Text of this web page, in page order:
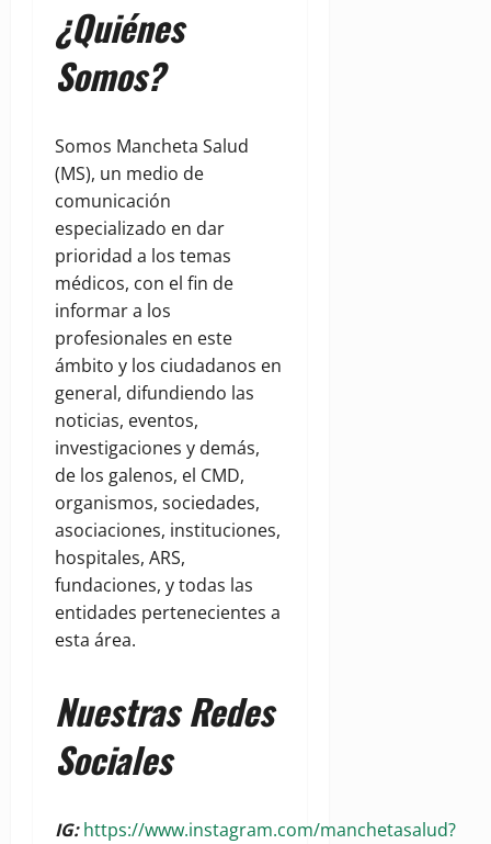
¿Quiénes
Somos?
Somos Mancheta Salud
(MS), un medio de
comunicación
especializado en dar
prioridad a los temas
médicos, con el fin de
informar a los
profesionales en este
ámbito y los ciudadanos en
general, difundiendo las
noticias, eventos,
investigaciones y demás,
de los galenos, el CMD,
organismos, sociedades,
asociaciones, instituciones,
hospitales, ARS,
fundaciones, y todas las
entidades pertenecientes a
esta área.
Nuestras Redes
Sociales
IG:https://www.instagram.com/manchetasalud?